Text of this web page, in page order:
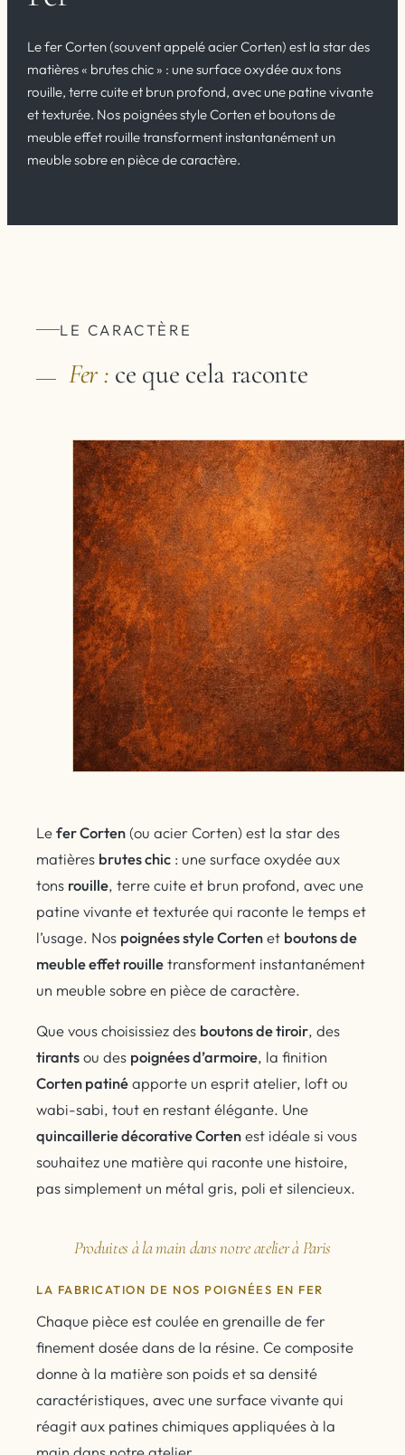
Le fer Corten (souvent appelé acier Corten) est la star des
matières « brutes chic » : une surface oxydée aux tons
rouille, terre cuite et brun profond, avec une patine vivante
et texturée. Nos poignées style Corten et boutons de
meuble effet rouille transforment instantanément un
meuble sobre en pièce de caractère.
LE CARACTÈRE
Fer : ce que cela raconte
Lefer Corten(ou acier Corten) est la star des
matières brutes chic : une surface oxydée aux
tons rouille, terre cuite et brun profond, avec une
patine vivante et texturée qui raconte le temps et
l’usage. Nos poignées style Cortenet boutons de
meuble effet rouilletransforment instantanément
un meuble sobre en pièce de caractère.
Que vous choisissiez des boutons de tiroir, des
tirantsou des poignées d’armoire, la finition
Corten patinéapporte un esprit atelier, loft ou
wabi-sabi, tout en restant élégante. Une
quincaillerie décorative Cortenest idéale si vous
souhaitez une matière qui raconte une histoire,
pas simplement un métal gris, poli et silencieux.
Produites à la main dans notre atelier à Paris
LA FABRICATION DE NOS POIGNÉES EN FER
Chaque pièce est coulée en grenaille de fer
finement dosée dans de la résine. Ce composite
donne à la matière son poids et sa densité
caractéristiques, avec une surface vivante qui
réagit aux patines chimiques appliquées à la